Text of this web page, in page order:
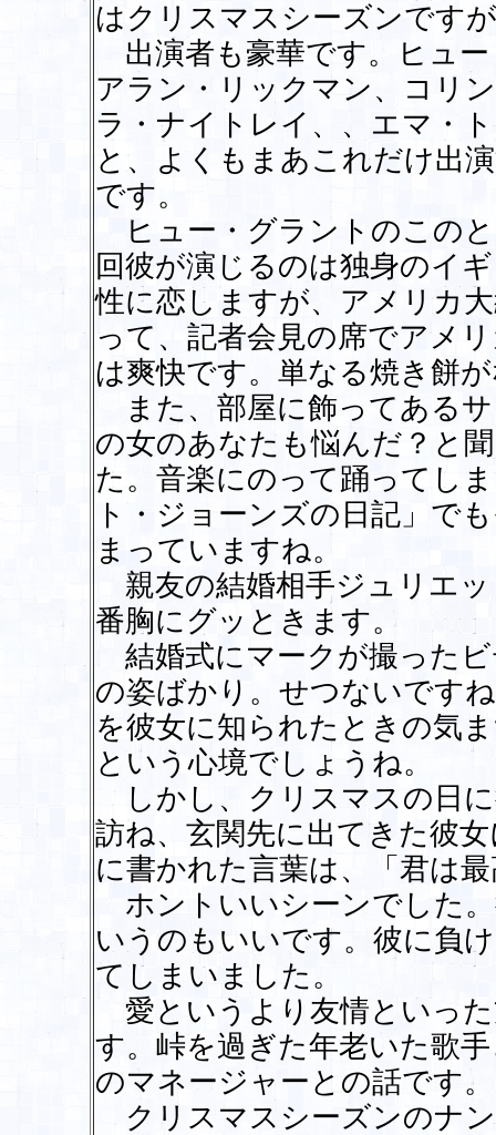
はクリスマスシーズンです
出演者も豪華です。ヒュ
アラン・リックマン、コリ
ラ・ナイトレイ、、エマ・
と、よくもまあこれだけ出
です。
ヒュー・グラントのこの
回彼が演じるのは独身のイ
性に恋しますが、アメリカ
って、記者会見の席でアメ
は爽快です。単なる焼き餅
また、部屋に飾ってある
の女のあなたも悩んだ？と
た。音楽にのって踊ってし
ト・ジョーンズの日記」で
まっていますね。
親友の結婚相手ジュリエ
番胸にグッときます。
結婚式にマークが撮ったビ
の姿ばかり。せつないです
を彼女に知られたときの気
という心境でしょうね。
しかし、クリスマスの日
訪ね、玄関先に出てきた彼
に書かれた言葉は、「君は
ホントいいシーンでした
いうのもいいです。彼に負
てしまいました。
愛というより友情といっ
す。峠を過ぎた年老いた歌
のマネージャーとの話です。
クリスマスシーズンのナ